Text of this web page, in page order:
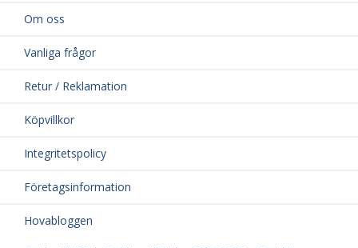
Om oss
Vanliga frågor
Retur / Reklamation
Köpvillkor
Integritetspolicy
Företagsinformation
Hovabloggen